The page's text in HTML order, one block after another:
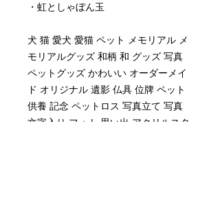
・虹としゃぼん玉
犬 猫 愛犬 愛猫 ペット メモリアル メ
モリアルグッズ 和柄 和 グッズ 写真
ペットグッズ かわいい オーダーメイ
ド オリジナル 遺影 仏具 位牌 ペット
供養 記念 ペットロス 写真立て 写真
文字入り フォト 思い出 アクリルスタ